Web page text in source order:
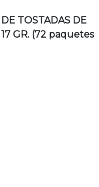
TOSTADAS DE
GR. (72 paquetes